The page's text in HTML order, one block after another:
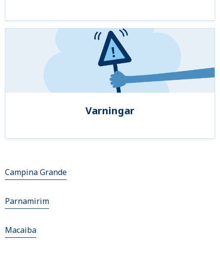
Varningar
Campina Grande
Parnamirim
Macaiba